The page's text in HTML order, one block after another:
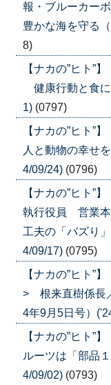
報・ブルーカー
豊かな海を守る
8)
【ナカの”ヒト
健康行動と食に
1) (0797)
【ナカの”ヒト
人と動物の幸せ
4/09/24) (0796)
【ナカの”ヒト
執行役員 営業
工夫の「バズり
4/09/17) (0795)
【ナカの”ヒト
> 根来直樹係長
4年9月5日号）
【ナカの”ヒト
ルーツは「部品
4/09/02) (0793)